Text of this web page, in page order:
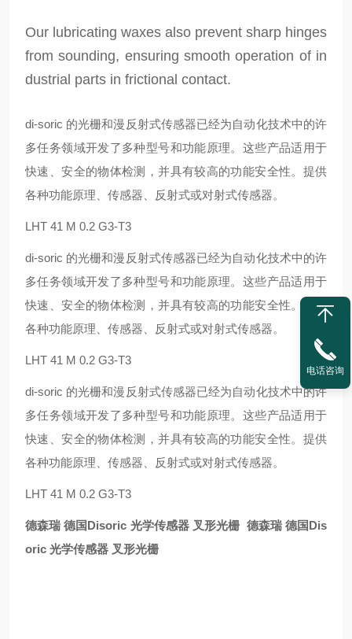
Our lubricating waxes also prevent sharp hinges
from sounding, ensuring smooth operation of in
dustrial parts in frictional contact.
di-soric 的光栅和漫反射式传感器已经为自动化技术中的许
多任务领域开发了多种型号和功能原理。这些产品适用于
快速、安全的物体检测，并具有较高的功能安全性。提供
各种功能原理、传感器、反射式或对射式传感器。
LHT 41 M 0.2 G3-T3
di-soric 的光栅和漫反射式传感器已经为自动化技术中的许
多任务领域开发了多种型号和功能原理。这些产品适用于
快速、安全的物体检测，并具有较高的功能安全性。提供
各种功能原理、传感器、反射式或对射式传感器。
LHT 41 M 0.2 G3-T3
di-soric 的光栅和漫反射式传感器已经为自动化技术中的许
多任务领域开发了多种型号和功能原理。这些产品适用于
快速、安全的物体检测，并具有较高的功能安全性。提供
各种功能原理、传感器、反射式或对射式传感器。
LHT 41 M 0.2 G3-T3
德森瑞 德国Disoric 光学传感器 叉形光栅 德森瑞 德国Dis
oric 光学传感器 叉形光栅
电话咨询